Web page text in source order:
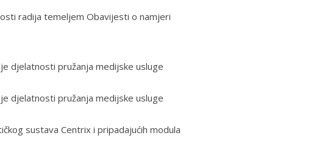
radija temeljem Obavijesti o namjeri
djelatnosti pružanja medijske usluge
djelatnosti pružanja medijske usluge
sustava Centrix i pripadajućih modula